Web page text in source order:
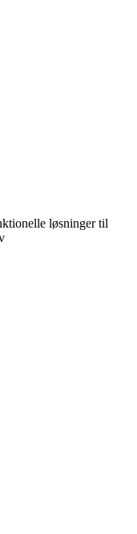
løsninger til